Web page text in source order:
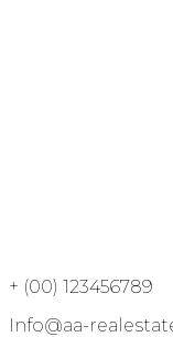
+ (00) 123456789
Info@aa-